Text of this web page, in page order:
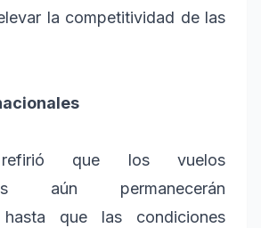
la competitividad de las
refirió que los vuelos
aún permanecerán
hasta que las condiciones